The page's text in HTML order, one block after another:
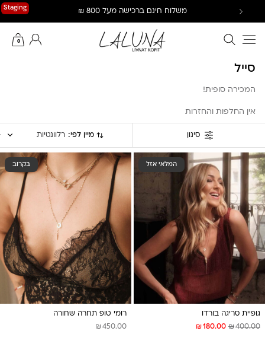
Staging משלוח חינם ברכישה מעל 800 ₪
חיפוש באתר
0
החשבון שלי
סייל
המכירה סופית!
אין החלפות והחזרות
סינון מיין לפי: רלוונטיות
המלאי אזל
גופיית סריגה בורדו
₪180.00 ₪400.00
בקרוב
רומי טופ תחרה שחורה
₪ 450.00